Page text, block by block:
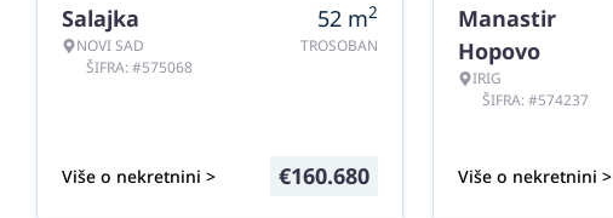
Salajka
NOVI SAD
ŠIFRA: #575068
52 m2
TROSOBAN
Više o nekretnini > €160.680
Manastir
Hopovo
IRIG
ŠIFRA: #574237
Više o nekretnini >